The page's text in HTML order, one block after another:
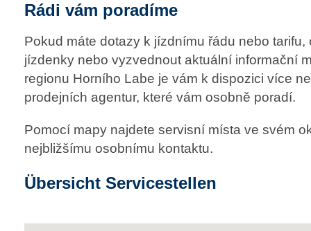
Rádi vám poradíme
Pokud máte dotazy k jízdnímu řádu nebo tarifu,
jízdenky nebo vyzvednout aktuální informační
regionu Horního Labe je vám k dispozici více
prodejních agentur, které vám osobně poradí.
Pomocí mapy najdete servisní místa ve svém
nejbližšímu osobnímu kontaktu.
Übersicht Servicestellen